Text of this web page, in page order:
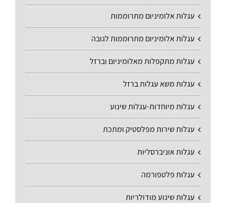
עגלות אלומיניום מתרוממות
עגלות אלומיניום מתרוממות לגובה
עגלות מתקפלות מאלומיניום וברזל
עגלות משא עגלות ברזל
עגלות מיוחדות-עגלות שינוע
עגלות שירות מפלסטיק ומתכת
עגלות אוניברסליות
עגלות פלטפורמה
עגלות שינוע מודולריות